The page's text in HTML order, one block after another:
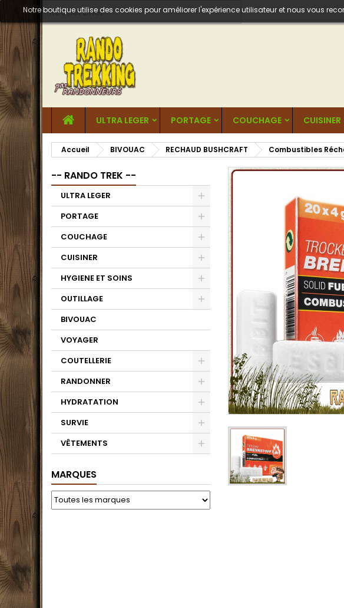
Notre boutique utilise des cookies pour améliorer l'expérience utilisateur et nous vous
ULTRA LEGER PORTAGE COUCHAGE CUISINER
Accueil BIVOUAC RECHAUD BUSHCRAFT Combustibles
-- RANDO TREK --
ULTRA LEGER
PORTAGE
COUCHAGE
CUISINER
HYGIENE ET SOINS
OUTILLAGE
BIVOUAC
VOYAGER
COUTELLERIE
RANDONNER
HYDRATATION
SURVIE
VÊTEMENTS
MARQUES